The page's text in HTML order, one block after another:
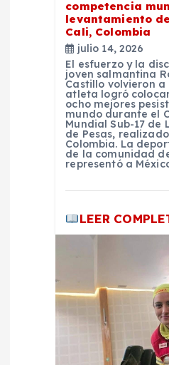
competencia
levantamiento
Cali, Colombia
julio 14, 2026
El esfuerzo y la
joven salmantina
Castillo volvieron a
atleta logró
ocho mejores
mundo durante el
Mundial Sub-17 de
de Pesas,
Colombia. La
de la comunidad
representó a
LEER